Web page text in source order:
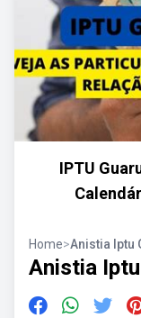
IPTU
Home>Anistia Iptu
Anistia